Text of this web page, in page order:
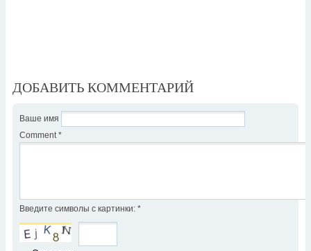
ДОБАВИТЬ КОММЕНТАРИЙ
Ваше имя
Comment *
Введите символы с картинки: *